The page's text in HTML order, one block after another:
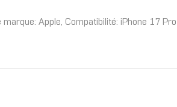
Apple, Compatibilité: iPhone 17